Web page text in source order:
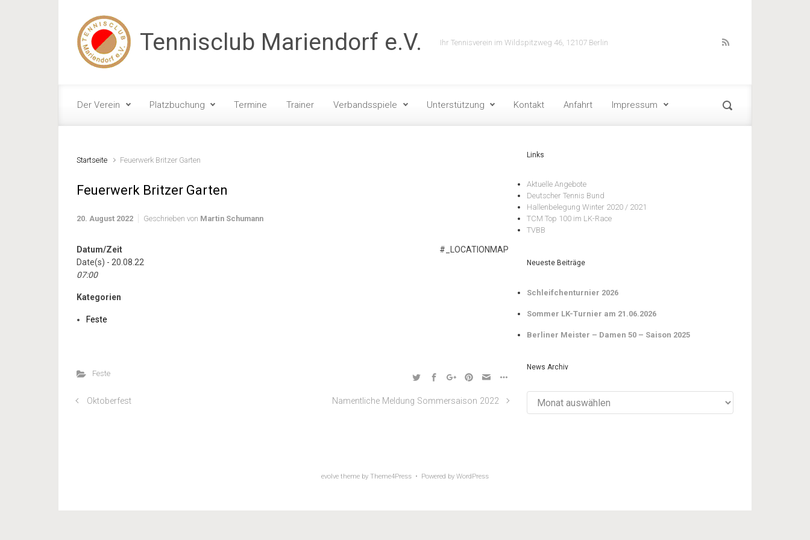
Zum Hauptinhalt springen
Tennisclub Mariendorf e.V. Ihr Tennisverein im Wildspitzweg 46, 12107 Berlin
Der Verein Platzbuchung Termine Trainer Verbandsspiele Unterstützung Kontakt Anfahrt Impressum
Startseite Feuerwerk Britzer Garten
Feuerwerk Britzer Garten
20. August 2022 Geschrieben von Martin Schumann
#_LOCATIONMAP
Datum/Zeit
Date(s) - 20.08.22
07:00
Kategorien
Feste
Feste
Oktoberfest Namentliche Meldung Sommersaison 2022
Links
Aktuelle Angebote
Deutscher Tennis Bund
Hallenbelegung Winter 2020 / 2021
TCM Top 100 im LK-Race
TVBB
Neueste Beiträge
Schleifchenturnier 2026
Sommer LK-Turnier am 21.06.2026
Berliner Meister – Damen 50 – Saison 2025
News Archiv
Archiv
evolve theme by Theme4Press • Powered by WordPress